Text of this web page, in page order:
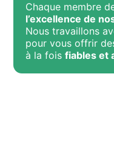
Chaque membre
l’excellence de
Nous travaillons
pour vous offrir
à la foisfiables et